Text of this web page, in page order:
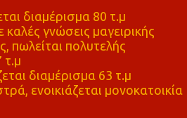
διαμέρισμα 80 τ.μ
καλές γνώσεις μαγειρικής
πωλείται πολυτελής
τ.μ
διαμέρισμα 63 τ.μ
ενοικιάζεται μονοκατοικία